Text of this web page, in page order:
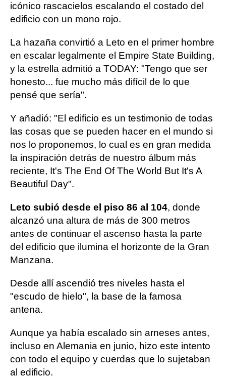
icónico rascacielos escalando el costado del
edificio con un mono rojo.
La hazaña convirtió a Leto en el primer hombre
en escalar legalmente el Empire State Building,
y la estrella admitió a TODAY: "Tengo que ser
honesto... fue mucho más difícil de lo que
pensé que sería".
Y añadió: "El edificio es un testimonio de todas
las cosas que se pueden hacer en el mundo si
nos lo proponemos, lo cual es en gran medida
la inspiración detrás de nuestro álbum más
reciente, It's The End Of The World But It's A
Beautiful Day".
Leto subió desde el piso 86 al 104, donde
alcanzó una altura de más de 300 metros
antes de continuar el ascenso hasta la parte
del edificio que ilumina el horizonte de la Gran
Manzana.
Desde allí ascendió tres niveles hasta el
"escudo de hielo", la base de la famosa
antena.
Aunque ya había escalado sin arneses antes,
incluso en Alemania en junio, hizo este intento
con todo el equipo y cuerdas que lo sujetaban
al edificio.